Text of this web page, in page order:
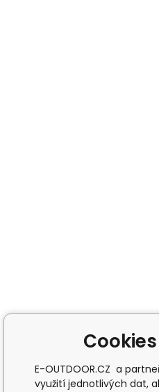
Cookies
E-OUTDOOR.CZ a
využití jednotlivých dat,